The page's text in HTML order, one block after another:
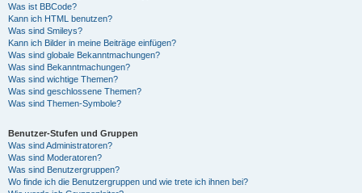
Was ist BBCode?
Kann ich HTML benutzen?
Was sind Smileys?
Kann ich Bilder in meine Beiträge einfügen?
Was sind globale Bekanntmachungen?
Was sind Bekanntmachungen?
Was sind wichtige Themen?
Was sind geschlossene Themen?
Was sind Themen-Symbole?
Benutzer-Stufen und Gruppen
Was sind Administratoren?
Was sind Moderatoren?
Was sind Benutzergruppen?
Wo finde ich die Benutzergruppen und wie trete ich ihnen bei?